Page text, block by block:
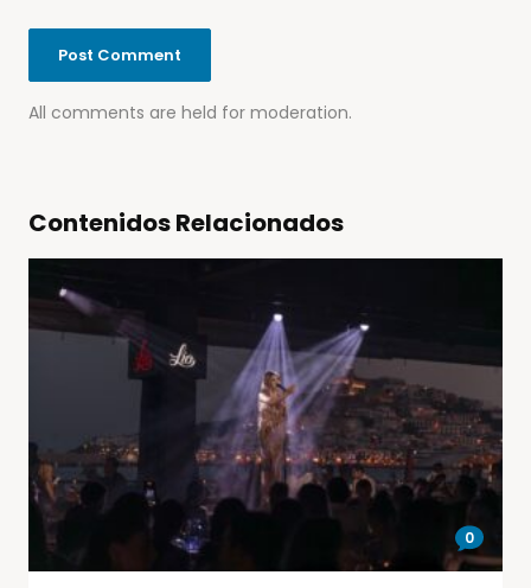
All comments are held for moderation.
Contenidos Relacionados
0